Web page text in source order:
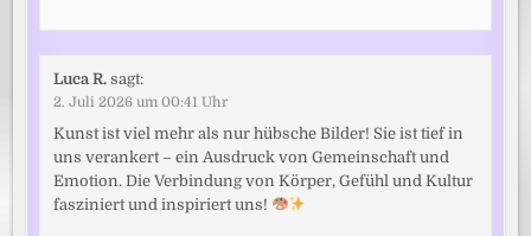
Luca R. sagt:
2. Juli 2026 um 00:41 Uhr
Kunst ist viel mehr als nur hübsche Bilder! Sie ist tief in
uns verankert – ein Ausdruck von Gemeinschaft und
Emotion. Die Verbindung von Körper, Gefühl und Kultur
fasziniert und inspiriert uns!